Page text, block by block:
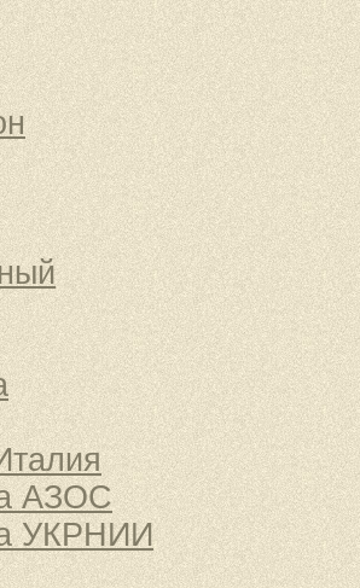
АЗОС
УКРНИИ